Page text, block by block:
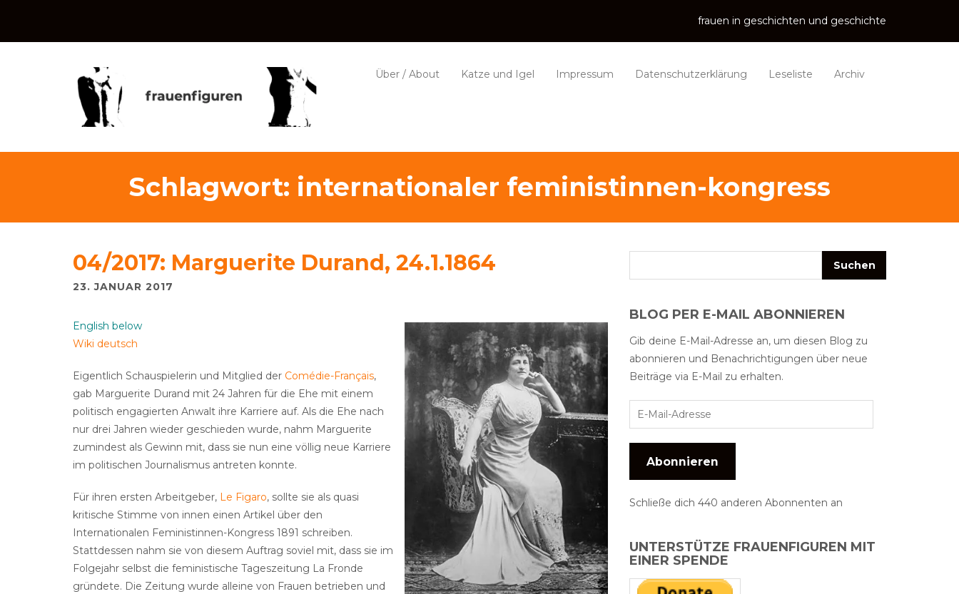
frauen in geschichten und geschichte
Über / About Katze und Igel Impressum Datenschutzerklärung Leseliste Archiv
Schlagwort: internationaler feministinnen-kongress
04/2017: Marguerite Durand, 24.1.1864
23. JANUAR 2017
English below
Wiki deutsch
Eigentlich Schauspielerin und Mitglied der Comédie-Français,
gab Marguerite Durand mit 24 Jahren für die Ehe mit einem
politisch engagierten Anwalt ihre Karriere auf. Als die Ehe nach
nur drei Jahren wieder geschieden wurde, nahm Marguerite
zumindest als Gewinn mit, dass sie nun eine völlig neue Karriere
im politischen Journalismus antreten konnte.
Für ihren ersten Arbeitgeber, Le Figaro, sollte sie als quasi
kritische Stimme von innen einen Artikel über den
Internationalen Feministinnen-Kongress 1891 schreiben.
Stattdessen nahm sie von diesem Auftrag soviel mit, dass sie im
Folgejahr selbst die feministische Tageszeitung La Fronde
gründete. Die Zeitung wurde alleine von Frauen betrieben und
BLOG PER E-MAIL ABONNIEREN
Gib deine E-Mail-Adresse an, um diesen Blog zu
abonnieren und Benachrichtigungen über neue
Beiträge via E-Mail zu erhalten.
Abonnieren
Schließe dich 440 anderen Abonnenten an
UNTERSTÜTZE FRAUENFIGUREN MIT
EINER SPENDE